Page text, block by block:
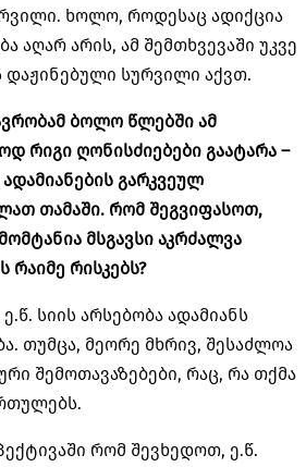
ხოლო, როდესაც ადიქცია
აღარ არის, ამ შემთხვევაში უკვე
დაჟინებული სურვილი აქვთ.
ბოლო წლებში ამ
რიგი ღონისძიებები გაატარა –
ადამიანების გარკვეულ
თამაში. რომ შეგვიფასოთ,
მსგავსი აკრძალვა
რაიმე რისკებს?
სიის არსებობა ადამიანს
თუმცა, მეორე მხრივ, შესაძლოა
შემოთავაზებები, რაც, რა თქმა
რომ შევხედოთ, ე.წ.